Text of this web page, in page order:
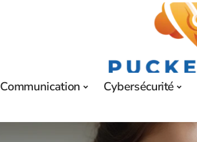
Communication Cybersécurité